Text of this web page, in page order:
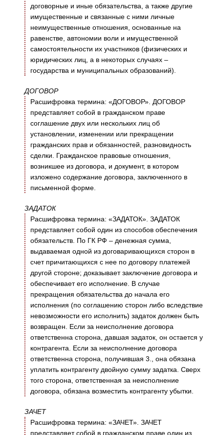
договорные и иные обязательства, а также другие
имущественные и связанные с ними личные
неимущественные отношения, основанные на
равенстве, автономии воли и имущественной
самостоятельности их участников (физических и
юридических лиц, а в некоторых случаях –
государства и муниципальных образований).
ДОГОВОР
Расшифровка термина: «ДОГОВОР». ДОГОВОР
представляет собой в гражданском праве
соглашение двух или нескольких лиц об
установлении, изменении или прекращении
гражданских прав и обязанностей, разновидность
сделки. Гражданское правовые отношения,
возникшее из договора, и документ, в котором
изложено содержание договора, заключенного в
письменной форме.
ЗАДАТОК
Расшифровка термина: «ЗАДАТОК». ЗАДАТОК
представляет собой один из способов обеспечения
обязательств. По ГК РФ – денежная сумма,
выдаваемая одной из договаривающихся сторон в
счет причитающихся с нее по договору платежей
другой стороне; доказывает заключение договора и
обеспечивает его исполнение. В случае
прекращения обязательства до начала его
исполнения (по соглашению сторон либо вследствие
невозможности его исполнить) задаток должен быть
возвращен. Если за неисполнение договора
ответственна сторона, давшая задаток, он остается у
контрагента. Если за неисполнение договора
ответственна сторона, получившая 3., она обязана
уплатить контрагенту двойную сумму задатка. Сверх
того сторона, ответственная за неисполнение
договора, обязана возместить контрагенту убытки.
ЗАЧЕТ
Расшифровка термина: «ЗАЧЕТ». ЗАЧЕТ
представляет собой в гражданском праве один из